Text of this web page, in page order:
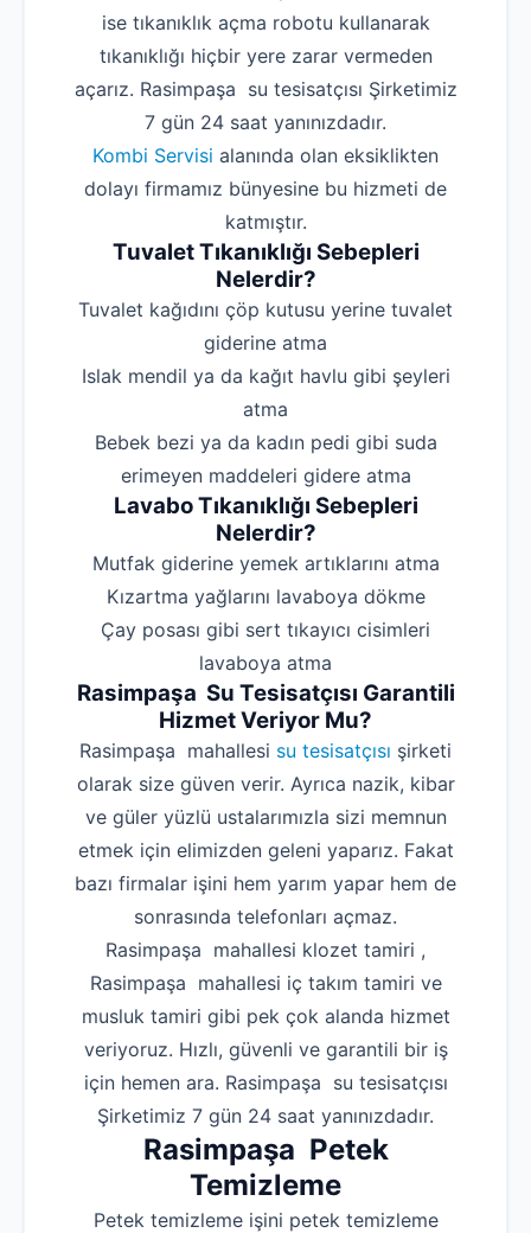
Robotla
Su Kaçağı
Profesyonel Petek
ise tıkanıklık açma robotu kullanarak
tıkanıklığı hiçbir yere zarar vermeden
açarız. Rasimpaşa su tesisatçısı Şirketimiz
7 gün 24 saat yanınızdadır.
Kombi Servisi alanında olan eksiklikten
dolayı firmamız bünyesine bu hizmeti de
katmıştır.
Tuvalet Tıkanıklığı Sebepleri
Nelerdir?
‌Tuvalet kağıdını çöp kutusu yerine tuvalet
giderine atma
‌Islak mendil ya da kağıt havlu gibi şeyleri
atma
‌Bebek bezi ya da kadın pedi gibi suda
erimeyen maddeleri gidere atma
Lavabo Tıkanıklığı Sebepleri
Nelerdir?
‌Mutfak giderine yemek artıklarını atma
‌Kızartma yağlarını lavaboya dökme
‌Çay posası gibi sert tıkayıcı cisimleri
lavaboya atma
Rasimpaşa Su Tesisatçısı Garantili
Hizmet Veriyor Mu?
Rasimpaşa mahallesi su tesisatçısı şirketi
olarak size güven verir. Ayrıca nazik, kibar
ve güler yüzlü ustalarımızla sizi memnun
etmek için elimizden geleni yaparız. Fakat
bazı firmalar işini hem yarım yapar hem de
sonrasında telefonları açmaz.
Rasimpaşa mahallesi klozet tamiri ,
Rasimpaşa mahallesi iç takım tamiri ve
musluk tamiri gibi pek çok alanda hizmet
veriyoruz. Hızlı, güvenli ve garantili bir iş
için hemen ara. Rasimpaşa su tesisatçısı
Şirketimiz 7 gün 24 saat yanınızdadır.
Rasimpaşa Petek
Temizleme
Petek temizleme işini petek temizleme